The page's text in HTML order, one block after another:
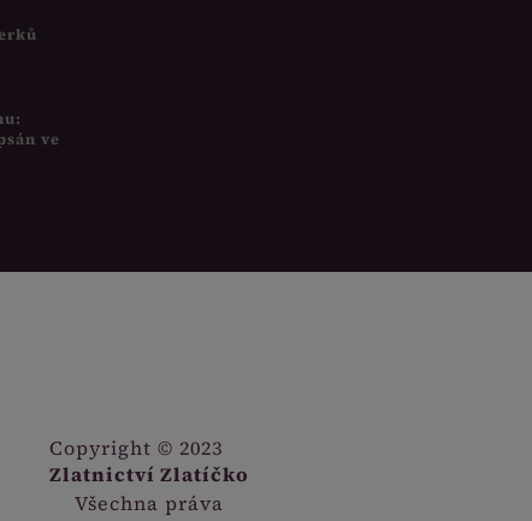
ve
Copyright © 2023
Zlatnictví Zlatíčko
Všechna práva